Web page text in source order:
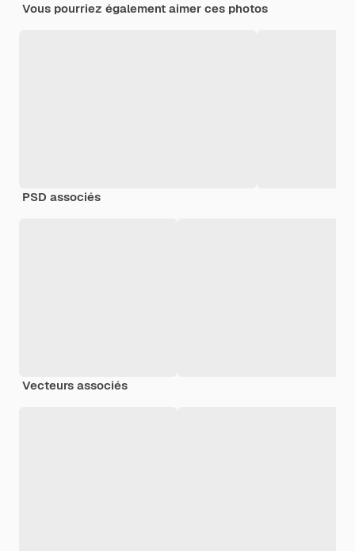
Vous pourriez également aimer ces photos
PSD associés
Vecteurs associés